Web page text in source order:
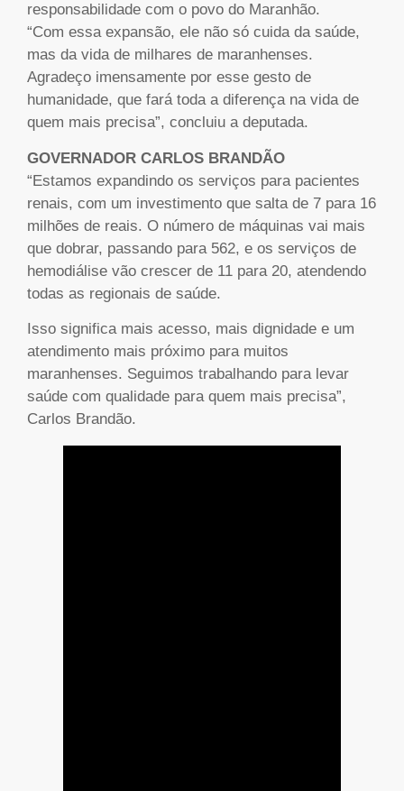
responsabilidade com o povo do Maranhão.
“Com essa expansão, ele não só cuida da saúde,
mas da vida de milhares de maranhenses.
Agradeço imensamente por esse gesto de
humanidade, que fará toda a diferença na vida de
quem mais precisa”, concluiu a deputada.
GOVERNADOR CARLOS BRANDÃO
“Estamos expandindo os serviços para pacientes
renais, com um investimento que salta de 7 para 16
milhões de reais. O número de máquinas vai mais
que dobrar, passando para 562, e os serviços de
hemodiálise vão crescer de 11 para 20, atendendo
todas as regionais de saúde.
Isso significa mais acesso, mais dignidade e um
atendimento mais próximo para muitos
maranhenses. Seguimos trabalhando para levar
saúde com qualidade para quem mais precisa”,
Carlos Brandão.